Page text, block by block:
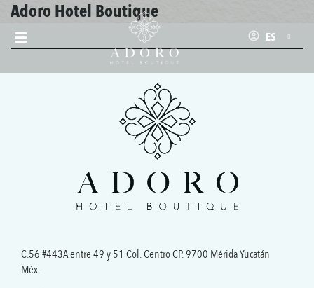
ES
Adoro Hotel Boutique
C.56 #443A entre 49 y 51 Col. Centro CP. 9700 Mérida Yucatán
Méx.